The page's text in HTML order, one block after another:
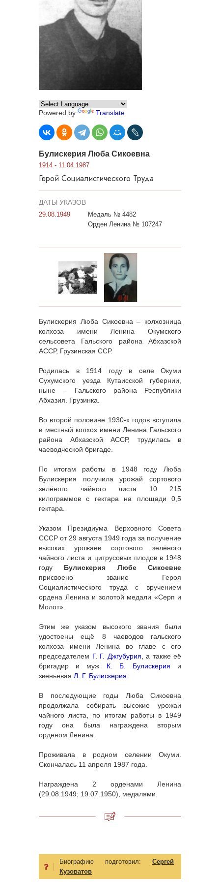
Powered by Translate
Булискерия Люба Сикоевна
1914 - 11.04.1987
Герой Социалистического Труда
ДАТЫ УКАЗОВ
29.08.1949
Медаль № 4482
Орден Ленина № 107247
Булискерия Люба Сикоевна – колхозница
колхоза имени Ленина Окумского
сельсовета Гальского района Абхазской
АССР, Грузинская ССР.
Родилась в 1914 году в селе Окуми
Сухумского уезда Кутаисской губернии,
ныне – Гальского района Республики
Абхазия. Грузинка.
Во второй половине 1930-х годов вступила
в местный колхоз имени Ленина Гальского
района Абхазской АССР, трудилась в
чаеводческой бригаде.
По итогам работы в 1948 году Люба
Булискерия получила урожай сортового
зелёного чайного листа 10 215
килограммов с гектара на площади 0,5
гектара.
Указом Президиума Верховного Совета
СССР от 29 августа 1949 года за получение
высоких урожаев сортового зелёного
чайного листа и цитрусовых плодов в 1948
году Булискерия Любе Сикоевне
присвоено звание Героя
Социалистического труда с вручением
ордена Ленина и золотой медали «Серп и
Молот».
Этим же указом высокого звания были
удостоены ещё 8 чаеводов гальского
колхоза имени Ленина во главе с его
председателем Г. Г. Джгубурия , а также её
бригадир и муж К. Б. Булискерия и
звеньевая Л. Г. Булискерия
В последующие годы Люба Сикоевна
продолжала собирать высокие урожаи
чайного листа, по итогам работы в 1949
году она была награждена вторым
орденом Ленина.
Проживала в родном селении Окуми.
Скончалась 11 апреля 1987 года.
Награждена 2 орденами Ленина
(29.08.1949; 19.07.1950), медалями.
Биографию подготовил: Сергей
Кузоватов